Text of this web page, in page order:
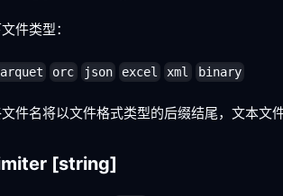
件类型：
orc json excel xml binary
件名将以文件格式类型的后缀结尾，文本文
[string]